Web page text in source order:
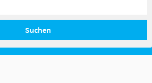
Suchen